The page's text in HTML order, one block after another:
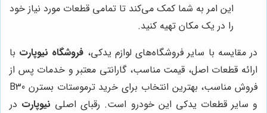
این امر به شما کمک می‌کند تا تمامی قطعات مورد نیاز خود
را در یک مکان تهیه کنید.
در مقایسه با سایر فروشگاه‌های لوازم یدکی، فروشگاه نیوپارت با
ارائه قطعات اصل، قیمت مناسب، گارانتی معتبر و خدمات پس از
فروش مناسب، بهترین انتخاب برای خرید ترموستات بسترن B30
و سایر قطعات یدکی این خودرو است. رقبای اصلی نیوپارت در